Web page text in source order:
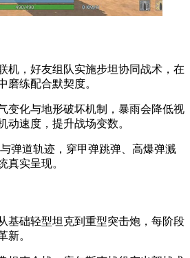
机，好友组队实施步坦协同战术，在
磨练配合默契度。
变化与地形破坏机制，暴雨会降低视
动速度，提升战场变数。
弹道轨迹，穿甲弹跳弹、高爆弹溅
真实呈现。
基础轻型坦克到重型突击炮，每阶段
新。